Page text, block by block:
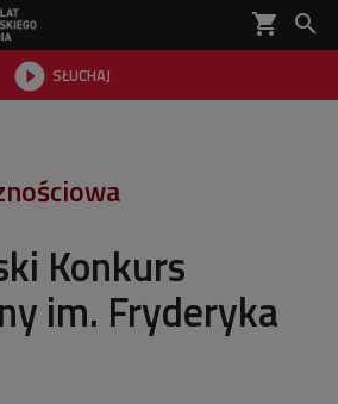
shopping_cart 
 SŁUCHAJ

Konkurs
im. Fryderyka